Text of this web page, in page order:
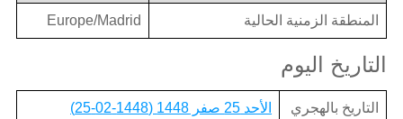
المنطقة الزمنية الحالية Europe/Madrid
التاريخ اليوم
التاريخ بالهجري الأحد 25 صفر 1448 (1448-02-25)